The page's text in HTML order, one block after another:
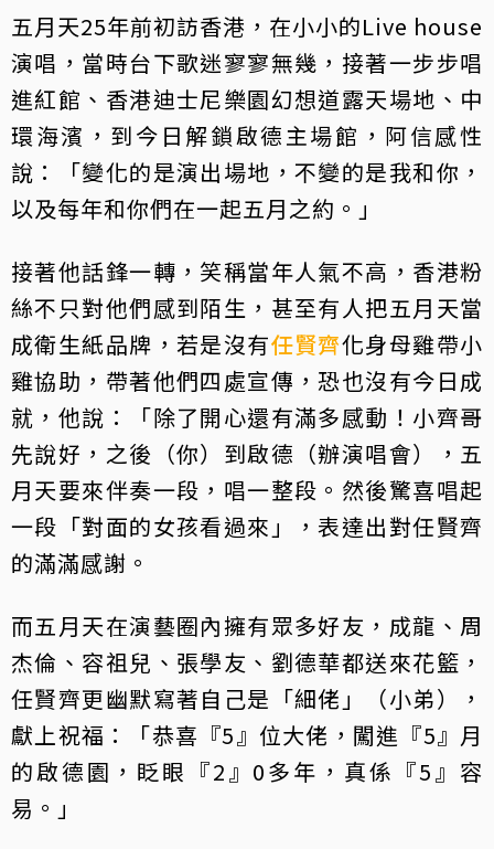
五月天25年前初訪香港，在小小的Live house
演唱，當時台下歌迷寥寥無幾，接著一步步唱
進紅館、香港迪士尼樂園幻想道露天場地、中
環海濱，到今日解鎖啟德主場館，阿信感性
說：「變化的是演出場地，不變的是我和你，
以及每年和你們在一起五月之約。」
接著他話鋒一轉，笑稱當年人氣不高，香港粉
絲不只對他們感到陌生，甚至有人把五月天當
成衛生紙品牌，若是沒有任賢齊化身母雞帶小
雞協助，帶著他們四處宣傳，恐也沒有今日成
就，他說：「除了開心還有滿多感動！小齊哥
先說好，之後（你）到啟德（辦演唱會），五
月天要來伴奏一段，唱一整段。然後驚喜唱起
一段「對面的女孩看過來」，表達出對任賢齊
的滿滿感謝。
而五月天在演藝圈內擁有眾多好友，成龍、周
杰倫、容祖兒、張學友、劉德華都送來花籃，
任賢齊更幽默寫著自己是「細佬」（小弟），
獻上祝福：「恭喜『5』位大佬，闖進『5』月
的啟德園，眨眼『2』0多年，真係『5』容
易。」